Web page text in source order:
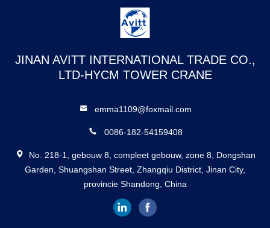
JINAN AVITT INTERNATIONAL TRADE CO.,
LTD-HYCM TOWER CRANE
emma1109@foxmail.com
0086-182-54159408
No. 218-1, gebouw 8, compleet gebouw, zone 8, Dongshan
Garden, Shuangshan Street, Zhangqiu District, Jinan City,
provincie Shandong, China